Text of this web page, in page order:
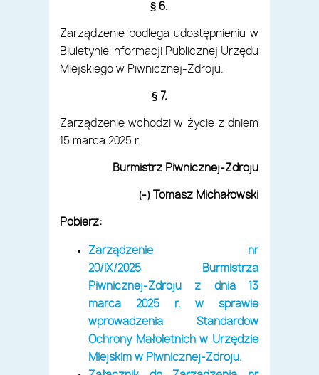
§ 6.
Zarządzenie podlega udostępnieniu w
Biuletynie Informacji Publicznej Urzędu
Miejskiego w Piwnicznej-Zdroju.
§ 7.
Zarządzenie wchodzi w życie z dniem
15 marca 2025 r.
Burmistrz Piwnicznej-Zdroju
(-) Tomasz Michałowski
Pobierz:
Zarządzenie nr
20/IX/2025
Burmistrza
Piwnicznej-Zdroju z dnia 13
marca 2025 r.w sprawie
wprowadzenia Standardów
Ochrony Małoletnich w Urzędzie
Miejskim w Piwnicznej-Zdroju.